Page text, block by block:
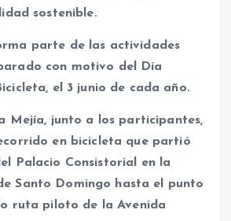
sostenible.
parte de las actividades
con motivo del Día
el 3 junio de cada año.
Mejía, junto a los participantes,
en bicicleta que partió
Palacio Consistorial en la
Santo Domingo hasta el punto
ruta piloto de la Avenida